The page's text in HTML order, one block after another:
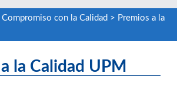
Compromiso con la Calidad > Premios a la
la Calidad UPM